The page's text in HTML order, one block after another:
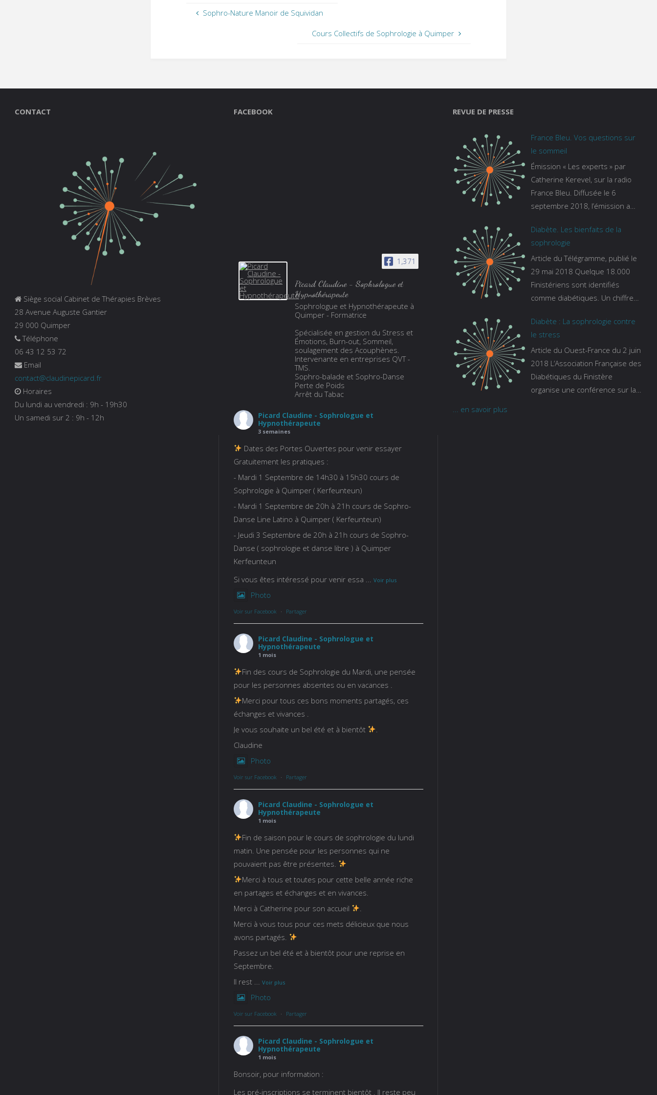
Sophro-Nature Manoir de Squividan
Cours Collectifs de Sophrologie à Quimper
CONTACT
Siège social Cabinet de Thérapies Brèves
28 Avenue Auguste Gantier
29 000 Quimper
Téléphone
06 43 12 53 72
Email
contact@claudinepicard.fr
Horaires
Du lundi au vendredi : 9h - 19h30
Un samedi sur 2 : 9h - 12h
FACEBOOK
1,371
Picard Claudine - Sophrologue et
Hypnothérapeute
Sophrologue et Hypnothérapeute à
Quimper - Formatrice
Spécialisée en gestion du Stress et
Émotions, Burn-out, Sommeil,
soulagement des Acouphènes.
Intervenante en entreprises QVT -
TMS.
Sophro-balade et Sophro-Danse
Perte de Poids
Arrêt du Tabac
Picard Claudine - Sophrologue et
Hypnothérapeute
3 semaines
Dates des Portes Ouvertes pour venir essayer
Gratuitement les pratiques :
- Mardi 1 Septembre de 14h30 à 15h30 cours de
Sophrologie à Quimper ( Kerfeunteun)
- Mardi 1 Septembre de 20h à 21h cours de Sophro-
Danse Line Latino à Quimper ( Kerfeunteun)
- Jeudi 3 Septembre de 20h à 21h cours de Sophro-
Danse ( sophrologie et danse libre ) à Quimper
Kerfeunteun
Si vous êtes intéressé pour venir essa
Voir plus
Photo
Voir sur Facebook · Partager
Picard Claudine - Sophrologue et
Hypnothérapeute
1 mois
Fin des cours de Sophrologie du Mardi, une pensée
pour les personnes absentes ou en vacances .
Merci pour tous ces bons moments partagés, ces
échanges et vivances .
Je vous souhaite un bel été et à bientôt
Claudine
Photo
Voir sur Facebook · Partager
Picard Claudine - Sophrologue et
Hypnothérapeute
1 mois
Fin de saison pour le cours de sophrologie du lundi
matin. Une pensée pour les personnes qui ne
pouvaient pas être présentes.
Merci à tous et toutes pour cette belle année riche
en partages et échanges et en vivances.
Merci à Catherine pour son accueil
Merci à vous tous pour ces mets délicieux que nous
avons partagés.
Passez un bel été et à bientôt pour une reprise en
Septembre.
Il rest
Voir plus
Photo
Voir sur Facebook · Partager
Picard Claudine - Sophrologue et
Hypnothérapeute
1 mois
Bonsoir, pour information :
Les pré-inscriptions se terminent bientôt . Il reste peu
REVUE DE PRESSE
France Bleu. Vos questions sur
le sommeil
Émission « Les experts » par
Catherine Kerevel, sur la radio
France Bleu. Diffusée le 6
septembre 2018, l’émission a
le site de france bleu :
https://www.francebleu.fr/emissi
ons/les-experts/breizh-izel/vos-
questions-sur-le-sommeil
Diabète. Les bienfaits de la
sophrologie
Article du Télégramme, publié le
29 mai 2018 Quelque 18.000
Finistériens sont identifiés
comme diabétiques. Un chiffre
tous ceux qui s’ignorent. « C’est
une pathologie qui continue à
augmenter, souligne Gaïanne
Gazeau, directrice adjointe de la
Caisse primaire d’assurance-
maladie. C’est aussi une
Diabète : La sophrologie contre
le stress
Article du Ouest-France du 2 juin
2018 L’Association Française des
Diabétiques du Finistère
organise une conférence sur la
... en savoir plus